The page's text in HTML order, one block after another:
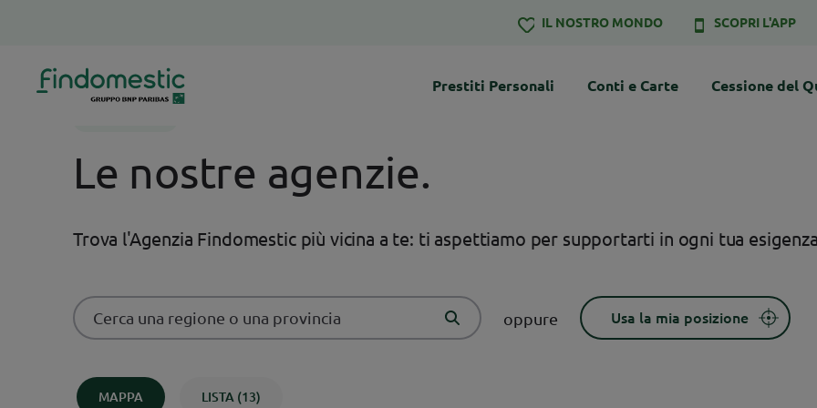
Prestiti Personali Conti e Carte Cessione del
IL NOSTRO MONDO SCOPRI L'APP
Le nostre agenzie.
Trova l'Agenzia Findomestic più vicina a te: ti aspettiamo per supportarti in ogni tua
oppure Usa la mia posizione
MAPPA LISTA (13)